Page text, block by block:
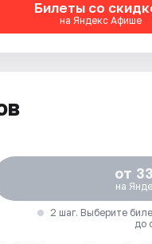
Билеты со
на Яндекс Афише
от
на
2 шаг. Выберите
до